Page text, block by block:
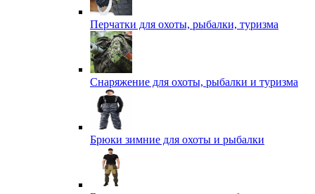
Перчатки для охоты, рыбалки, туризма
Снаряжение для охоты, рыбалки и туризма
Брюки зимние для охоты и рыбалки